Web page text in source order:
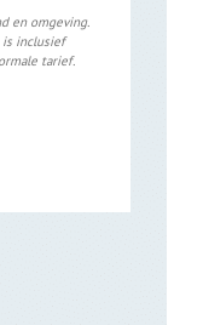
en omgeving.
inclusief
tarief.